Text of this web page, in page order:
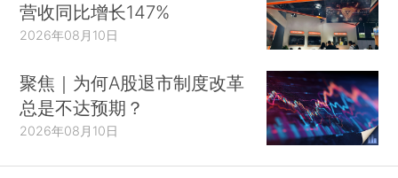
营收同比增长147%
2026年08月10日
聚焦｜为何A股退市制度改革
总是不达预期？
2026年08月10日